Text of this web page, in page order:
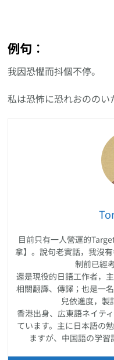
例句︰
我因恐懼而抖個不停。
私は恐怖に恐れおののい
目前只有一人營運的
拿】。說句老實話，我沒
制前已經
還是現役的日語工作者，
相關翻譯、傳譯；也是一
兒依進度，製
香港出身、広東語ネイテ
ています。主に日本語の
ますが、中国語の学習